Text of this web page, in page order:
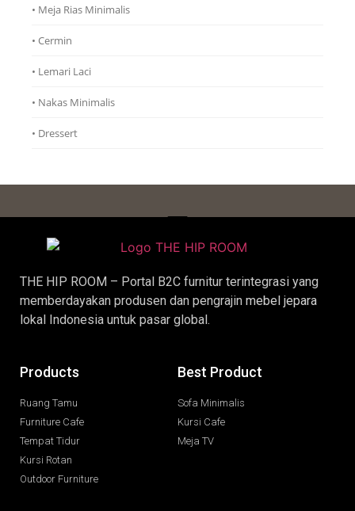
• Meja Rias Minimalis
• Cermin
• Lemari Laci
• Nakas Minimalis
• Dressert
THE HIP ROOM – Portal B2C furnitur terintegrasi yang
memberdayakan produsen dan pengrajin mebel jepara
lokal Indonesia untuk pasar global.
Products
Ruang Tamu
Furniture Cafe
Tempat Tidur
Kursi Rotan
Outdoor Furniture
Best Product
Sofa Minimalis
Kursi Cafe
Meja TV